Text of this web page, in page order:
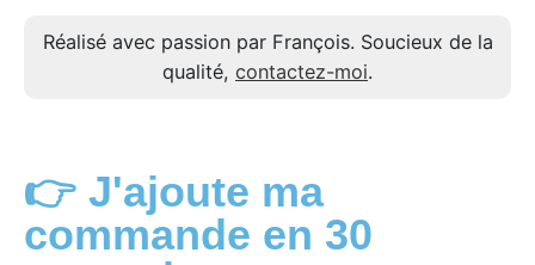
Réalisé avec passion par François. Soucieux de la
qualité, contactez-moi.
👉 J'ajoute ma
commande en 30